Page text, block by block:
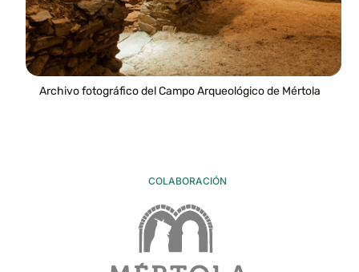
Archivo fotográfico del Campo Arqueológico de Mértola
COLABORACIÓN